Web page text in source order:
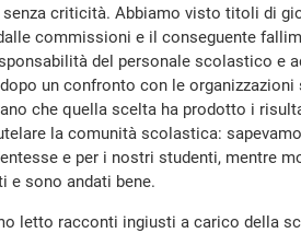
criticità. Abbiamo visto titoli di
commissioni e il conseguente
del personale scolastico e
un confronto con le
che quella scelta ha prodotto i
la comunità scolastica:
e per i nostri studenti, mentre
e sono andati bene.
letto racconti ingiusti a carico della